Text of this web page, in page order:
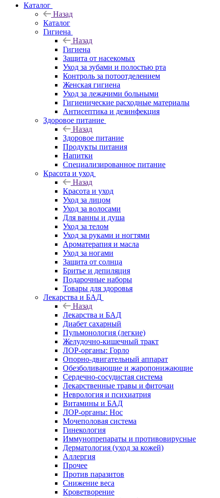
Каталог
Назад
Каталог
Гигиена
Назад
Гигиена
Защита от насекомых
Уход за зубами и полостью рта
Контроль за потоотделением
Женская гигиена
Уход за лежачими больными
Гигиенические расходные материалы
Антисептика и дезинфекция
Здоровое питание
Назад
Здоровое питание
Продукты питания
Напитки
Специализированное питание
Красота и уход
Назад
Красота и уход
Уход за лицом
Уход за волосами
Для ванны и душа
Уход за телом
Уход за руками и ногтями
Ароматерапия и масла
Уход за ногами
Защита от солнца
Бритье и депиляция
Подарочные наборы
Товары для здоровья
Лекарства и БАД
Назад
Лекарства и БАД
Диабет сахарный
Пульмонология (легкие)
Желудочно-кишечный тракт
ЛОР-органы: Горло
Опорно-двигательный аппарат
Обезболивающие и жаропонижающие
Сердечно-сосудистая система
Лекарственные травы и фиточаи
Неврология и психиатрия
Витамины и БАД
ЛОР-органы: Нос
Мочеполовая система
Гинекология
Иммунопрепараты и противовирусные
Дерматология (уход за кожей)
Аллергия
Прочее
Против паразитов
Снижение веса
Кроветворение